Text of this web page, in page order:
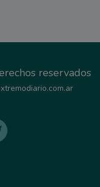
reservados